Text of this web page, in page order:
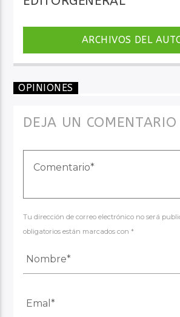
ARCHIVOS DEL
OPINIONES
DEJA UN COMENTARIO
Tu dirección de correo electrónico no será
obligatorios están marcados con *